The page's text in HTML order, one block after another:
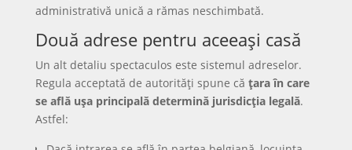
administrativă unică a rămas neschimbată.
Două adrese pentru aceeași casă
Un alt detaliu spectaculos este sistemul adreselor.
Regula acceptată de autorități spune că țara în care
se află ușa principală determină jurisdicția legală.
Astfel: